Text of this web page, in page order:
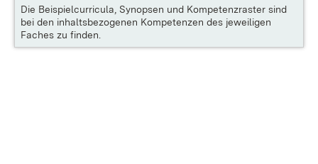
Die Beispielcurricula, Synopsen und Kompetenzraster sind
bei den inhaltsbezogenen Kompetenzen des jeweiligen
Faches zu finden.